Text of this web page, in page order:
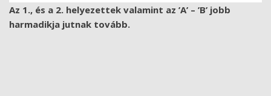
Az 1., és a 2. helyezettek valamint az ’A’ – ’B’ jobb
harmadikja jutnak tovább.